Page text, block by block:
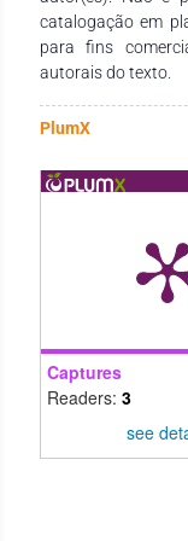
compartimentos
bons
verificados na área
catalogação em
para fins
autorais do texto.
PlumX
Captures
Readers: 3
see